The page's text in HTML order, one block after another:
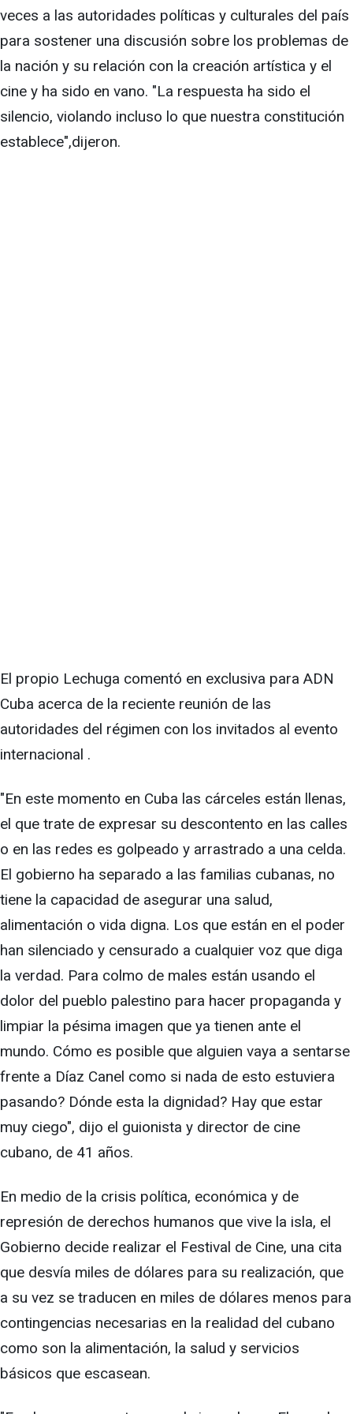
veces a las autoridades políticas y culturales del país
para sostener una discusión sobre los problemas de
la nación y su relación con la creación artística y el
cine y ha sido en vano. "La respuesta ha sido el
silencio, violando incluso lo que nuestra constitución
establece",dijeron.
El propio Lechuga comentó en exclusiva para ADN
Cuba acerca de la reciente reunión de las
autoridades del régimen con los invitados al evento
internacional .
"En este momento en Cuba las cárceles están llenas,
el que trate de expresar su descontento en las calles
o en las redes es golpeado y arrastrado a una celda.
El gobierno ha separado a las familias cubanas, no
tiene la capacidad de asegurar una salud,
alimentación o vida digna. Los que están en el poder
han silenciado y censurado a cualquier voz que diga
la verdad. Para colmo de males están usando el
dolor del pueblo palestino para hacer propaganda y
limpiar la pésima imagen que ya tienen ante el
mundo. Cómo es posible que alguien vaya a sentarse
frente a Díaz Canel como si nada de esto estuviera
pasando? Dónde esta la dignidad? Hay que estar
muy ciego", dijo el guionista y director de cine
cubano, de 41 años.
En medio de la crisis política, económica y de
represión de derechos humanos que vive la isla, el
Gobierno decide realizar el Festival de Cine, una cita
que desvía miles de dólares para su realización, que
a su vez se traducen en miles de dólares menos para
contingencias necesarias en la realidad del cubano
como son la alimentación, la salud y servicios
básicos que escasean.